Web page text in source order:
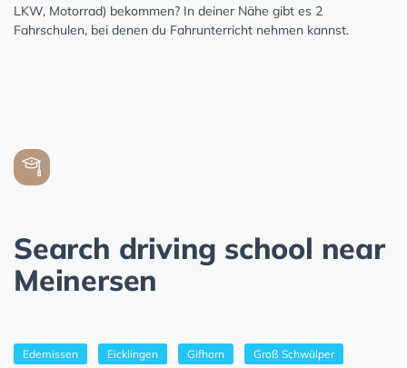
LKW, Motorrad) bekommen? In deiner Nähe gibt es 2
Fahrschulen, bei denen du Fahrunterricht nehmen kannst.
Search driving school near
Meinersen
Edemissen Eicklingen Gifhorn Groß Schwülper